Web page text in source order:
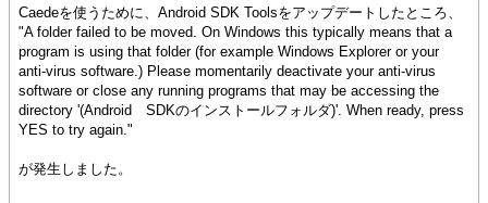
Caedeを使うために、Android SDK Toolsをアップデートしたところ、
"A folder failed to be moved. On Windows this typically means that a
program is using that folder (for example Windows Explorer or your
anti-virus software.) Please momentarily deactivate your anti-virus
software or close any running programs that may be accessing the
directory '(Android SDKのインストールフォルダ)'. When ready, press
YES to try again."
が発生しました。